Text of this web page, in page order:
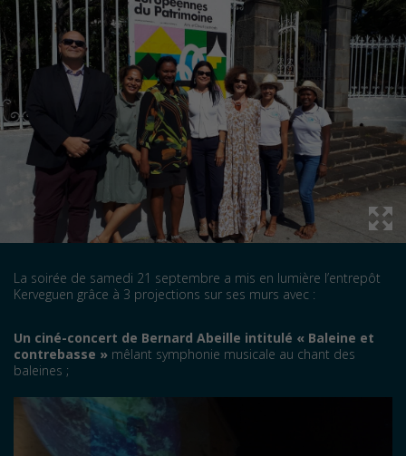
La soirée de samedi 21 septembre a mis en lumière l’entrepôt
Kerveguen grâce à 3 projections sur ses murs avec :
Un ciné-concert de Bernard Abeille intitulé « Baleine et
contrebasse » mêlant symphonie musicale au chant des
baleines ;